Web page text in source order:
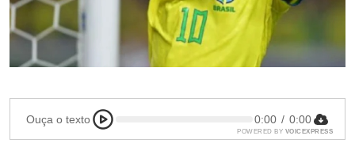
Ouça o texto 0:00 / 0:00
POWERED BY VOICEXPRESS